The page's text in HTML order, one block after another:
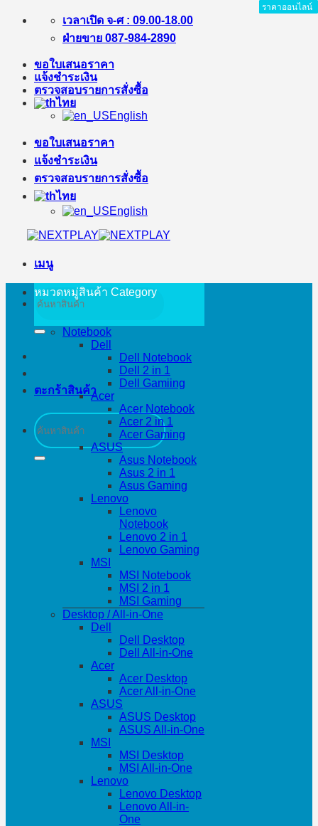
ข้าม
เนื้อหา
เวลาเปิด จ-ศ : 09.00-18.00
ฝ่ายขาย 087-984-2890
ขอใบเสนอราคา
แจ้งชำระเงิน
ตรวจสอบรายการสั่งซื้อ
ไทย
English
ขอใบเสนอราคา
แจ้งชำระเงิน
ตรวจสอบรายการสั่งซื้อ
ไทย
English
เมนู
ค้นหา:
ตะกร้าสินค้า
ค้นหา:
หมวดหมู่สินค้า Category
Notebook
Dell
Dell Notebook
Dell 2 in 1
Dell Gamiing
Acer
Acer Notebook
Acer 2 in 1
Acer Gaming
ASUS
Asus Notebook
Asus 2 in 1
Asus Gaming
Lenovo
Lenovo
Notebook
Lenovo 2 in 1
Lenovo Gaming
MSI
MSI Notebook
MSI 2 in 1
MSI Gaming
Desktop / All-in-One
Dell
Dell Desktop
Dell All-in-One
Acer
Acer Desktop
Acer All-in-One
ASUS
ASUS Desktop
ASUS All-in-One
MSI
MSI Desktop
MSI All-in-One
Lenovo
Lenovo Desktop
Lenovo All-in-
One
ราคาออนไลน์
ราคาออนไลน์
ราคาออนไลน์
ราคาออนไลน์
ราคาออนไลน์
ราคาออนไลน์
ราคาออนไลน์
ราคาออนไลน์